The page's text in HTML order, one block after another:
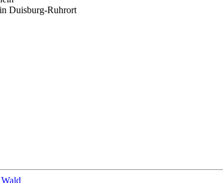
Duisburg-Ruhrort